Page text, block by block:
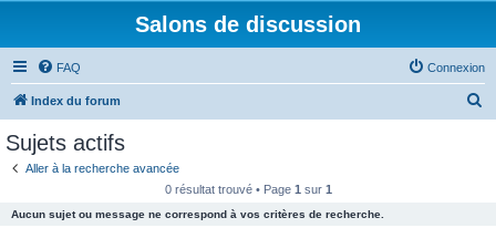
Salons de discussion
FAQ Connexion
Index du forum
Sujets actifs
Aller à la recherche avancée
0 résultat trouvé • Page 1 sur 1
Aucun sujet ou message ne correspond à vos critères de recherche.